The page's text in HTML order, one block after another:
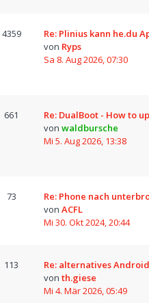
4359
Re: Plinius kann he.du
von Ryps
Sa 8. Aug 2026, 07:30
661
Re: DualBoot - How to
von waldbursche
Mi 5. Aug 2026, 13:38
73
Re: Phone nach
von ACFL
Mi 30. Okt 2024, 20:44
113
Re: alternatives
von th.giese
Mi 4. Mär 2026, 05:49